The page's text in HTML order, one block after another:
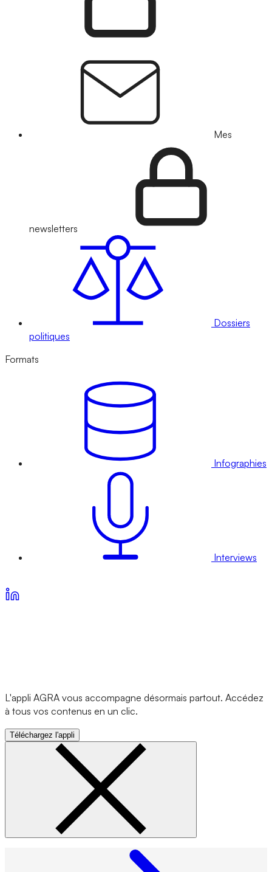
Mes
newsletters
Dossiers
politiques
Formats
Infographies
Interviews
L'appli AGRA vous accompagne désormais partout. Accédez
à tous vos contenus en un clic.
Téléchargez l'appli